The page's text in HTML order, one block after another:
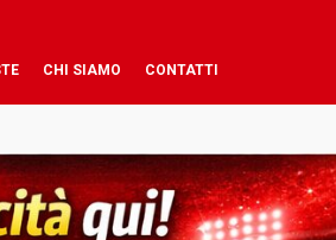
CHI SIAMO
CONTATTI